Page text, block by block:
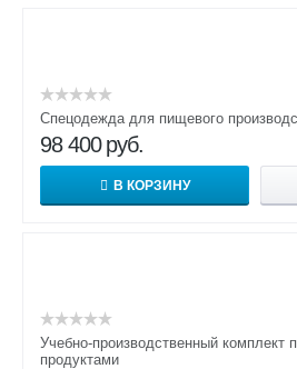
Спецодежда для пищевого
98 400 руб.
В КОРЗИНУ
Учебно-производственный комплект
продуктами